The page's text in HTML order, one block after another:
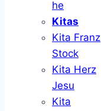
he
Kitas
Kita Franz
Stock
Kita Herz
Jesu
Kita